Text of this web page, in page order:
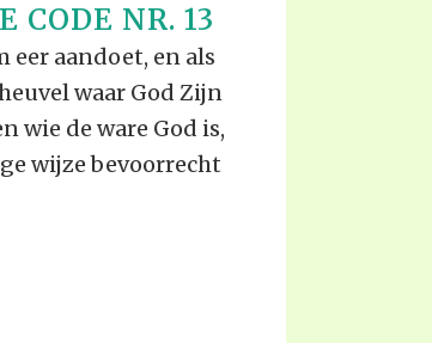
CODE NR. 13
eer aandoet, en als
waar God Zijn
wie de ware God is,
wijze bevoorrecht